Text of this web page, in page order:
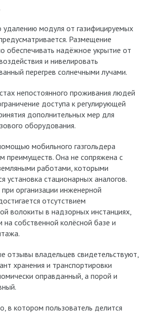
удалению модуля от газифицируемых
Размещение
обеспечивать надёжное укрытие от
и нивелировать
перегрев солнечными лучами.
непостоянного проживания людей
доступа к регулирующей
дополнительных мер для
оборудования.
мобильного газгольдера
преимуществ. Она не сопряжена с
работами, которыми
установка стационарных аналогов.
организации инженерной
отсутствием
волокиты в надзорных инстанциях,
собственной колёсной базе и
отзывы владельцев свидетельствуют,
хранения и транспортировки
оправданный, а порой и
в котором пользователь делится